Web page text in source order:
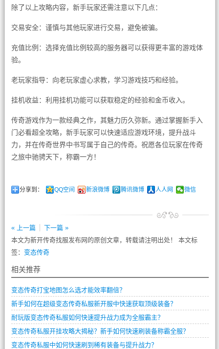
除了以上攻略内容，新手玩家还需注意以下几点：
交易安全：谨慎与其他玩家进行交易，避免被骗。
充值比例：选择充值比例较高的服务器可以获得更丰富的游戏体
验。
老玩家指导：向老玩家虚心求教，学习游戏技巧和经验。
挂机收益：利用挂机功能可以获取稳定的经验和金币收入。
传奇游戏作为一款经典之作，其魅力历久弥新。通过掌握新手入
门必看超全攻略，新手玩家可以快速适应游戏环境，提升战斗
力，并在传奇世界中书写属于自己的传奇。祝愿各位玩家在传奇
之旅中驰骋天下，称霸一方！
分享到： QQ空间 新浪微博 腾讯微博 人人网 微信
« 上一篇
下一篇 »
本文为新开传奇找服发布网的原创文章，转载请注明出处！ 本文标
签： 变态传奇
相关推荐
变态传奇打宝地图怎么选才能效率翻倍？
新手如何在超级变态传奇私服新开服中快速获取顶级装备？
耐玩版变态传奇私服如何快速提升战力成为全服霸主？
变态传奇私服开挂攻略大揭秘？新手如何快速刷装备称霸全服？
变态传奇私服中如何快速刷到稀有装备与提升战力？